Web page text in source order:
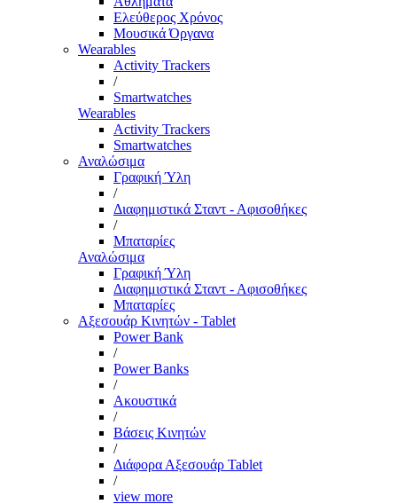
Ελεύθερος Χρόνος
Μουσικά Όργανα
Wearables
Activity Trackers
/
Smartwatches
Wearables
Activity Trackers
Smartwatches
Αναλώσιμα
Γραφική Ύλη
/
Διαφημιστικά Σταντ - Αφισοθήκες
/
Μπαταρίες
Αναλώσιμα
Γραφική Ύλη
Διαφημιστικά Σταντ - Αφισοθήκες
Μπαταρίες
Αξεσουάρ Κινητών - Tablet
Power Bank
/
Power Banks
/
Ακουστικά
/
Βάσεις Κινητών
/
Διάφορα Αξεσουάρ Tablet
/
view more